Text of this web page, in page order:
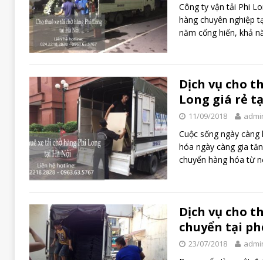
Công ty vận tải Phi
hàng chuyên nghiệp
năm cống hiến, khả
Dịch vụ cho
Long giá rẻ
11/09/2018
Cuộc sống ngày
hóa ngày càng gia
chuyển hàng hóa từ
Dịch vụ cho
chuyển tại
23/07/2018